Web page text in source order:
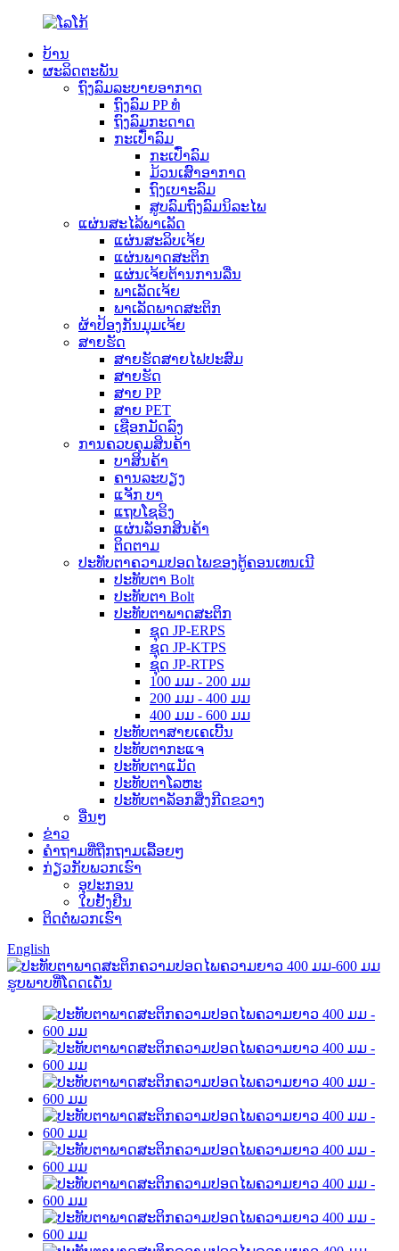
ບ້ານ
ຜະລິດຕະພັນ
ຖົງລົມລະບາຍອາກາດ
ຖົງລົມ PP ທໍ
ຖົງລົມກະດາດ
ກະເປົ໋າລົມ
ກະເປົ໋າລົມ
ມ້ວນເສົາອາກາດ
ຖົງເບາະລົມ
ສູບລົມຖົງລົມນິລະໄພ
ແຜ່ນສະໄລ້ພາເລັດ
ແຜ່ນສະລິບເຈ້ຍ
ແຜ່ນພາດສະຕິກ
ແຜ່ນເຈ້ຍຕ້ານການລື່ນ
ພາເລັດເຈ້ຍ
ພາເລັດພາດສະຕິກ
ຜ້າປ້ອງກັນມຸມເຈ້ຍ
ສາຍຮັດ
ສາຍຮັດສາຍໄຟປະສົມ
ສາຍຮັດ
ສາຍ PP
ສາຍ PET
ເຊືອກມັດລົງ
ການຄວບຄຸມສິນຄ້າ
ບາສິນຄ້າ
ຄານລະບຽງ
ແຈັກ ບາ
ແຖບໂຊຣິງ
ແຜ່ນລັອກສິນຄ້າ
ຕິດຕາມ
ປະທັບຕາຄວາມປອດໄພຂອງຕູ້ຄອນເທນເນີ
ປະທັບຕາ Bolt
ປະທັບຕາ Bolt
ປະທັບຕາພາດສະຕິກ
ຊຸດ JP-ERPS
ຊຸດ JP-KTPS
ຊຸດ JP-RTPS
100 ມມ - 200 ມມ
200 ມມ - 400 ມມ
400 ມມ - 600 ມມ
ປະທັບຕາສາຍເຄເບີ້ນ
ປະທັບຕາກະແຈ
ປະທັບຕາແມັດ
ປະທັບຕາໂລຫະ
ປະທັບຕາລັອກສິ່ງກີດຂວາງ
ອື່ນໆ
ຂ່າວ
ຄຳຖາມທີ່ຖືກຖາມເລື້ອຍໆ
ກ່ຽວກັບພວກເຮົາ
ອຸປະກອນ
ໃບຢັ້ງຢືນ
ຕິດຕໍ່ພວກເຮົາ
English